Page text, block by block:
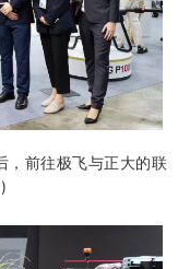
，前往极飞与正大的联